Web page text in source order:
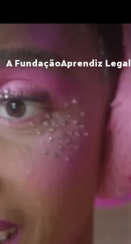
A FundaçãoAprendiz Legal